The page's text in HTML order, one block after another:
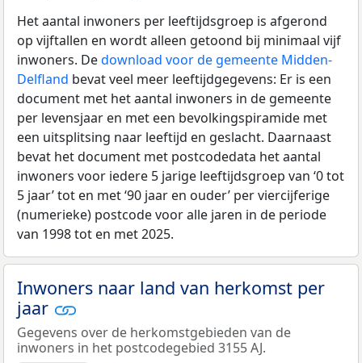
Het aantal inwoners per leeftijdsgroep is afgerond
op vijftallen en wordt alleen getoond bij minimaal vijf
inwoners. Dedownload voor de gemeente Midden-
Delfland bevat veel meer leeftijdgegevens: Er is een
document met het aantal inwoners in de gemeente
per levensjaar en met een bevolkingspiramide met
een uitsplitsing naar leeftijd en geslacht. Daarnaast
bevat het document met postcodedata het aantal
inwoners voor iedere 5 jarige leeftijdsgroep van ‘0 tot
5 jaar’ tot en met ‘90 jaar en ouder’ per viercijferige
(numerieke) postcode voor alle jaren in de periode
van 1998 tot en met 2025.
Inwoners naar land van herkomst per
jaar
Gegevens over de herkomstgebieden van de
inwoners in het postcodegebied 3155 AJ.